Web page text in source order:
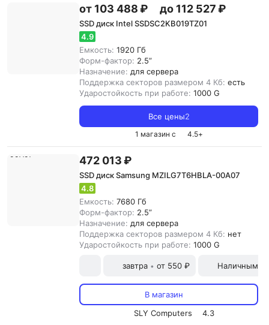
от 103 488 ₽ до 112 527 ₽
SSD диск Intel SSDSC2KB019TZ01
4.9
Емкость: 1920 Гб
Форм-фактор: 2.5”
Назначение: для сервера
Поддержка секторов размером 4 Кб: есть
Ударостойкость при работе: 1000 G
Все цены2
1 магазин с 4.5+
472 013 ₽
SSD диск Samsung MZILG7T6HBLA-00A07
4.8
Емкость: 7680 Гб
Форм-фактор: 2.5”
Назначение: для сервера
Поддержка секторов размером 4 Кб: нет
Ударостойкость при работе: 1000 G
завтра • от 550 ₽ Наличными
В магазин
SLY Computers
4.3